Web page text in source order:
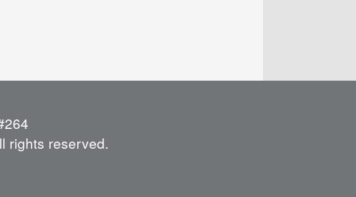
rights reserved.